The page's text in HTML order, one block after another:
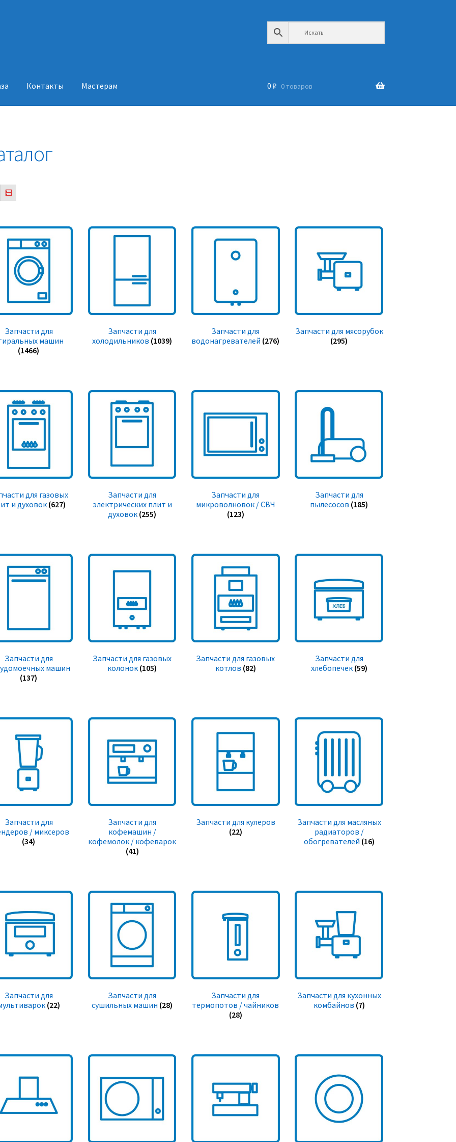
Контакты Мастерам 0 ₽ 0 товаров
Запчасти для
машин
(1466)
Запчасти для
холодильников (1039)
Запчасти для
водонагревателей (276)
Запчасти для мясорубок
(295)
для газовых
и духовок (627)
Запчасти для
электрических плит и
духовок (255)
Запчасти для
микроволновок / СВЧ
(123)
Запчасти для
пылесосов (185)
Запчасти для
машин
(137)
Запчасти для газовых
колонок (105)
Запчасти для газовых
котлов (82)
Запчасти для
хлебопечек (59)
Запчасти для
/ миксеров
(34)
Запчасти для
кофемашин /
кофемолок / кофеварок
(41)
Запчасти для кулеров
(22)
Запчасти для масляных
радиаторов /
обогревателей (16)
Запчасти для
(22)
Запчасти для
сушильных машин (28)
Запчасти для
термопотов / чайников
(28)
Запчасти для кухонных
комбайнов (7)